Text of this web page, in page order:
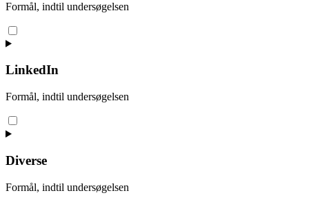
Formål, indtil undersøgelsen
Consent
to
facebook
LinkedIn
Formål, indtil undersøgelsen
Consent
to
linkedin
Diverse
Formål, indtil undersøgelsen